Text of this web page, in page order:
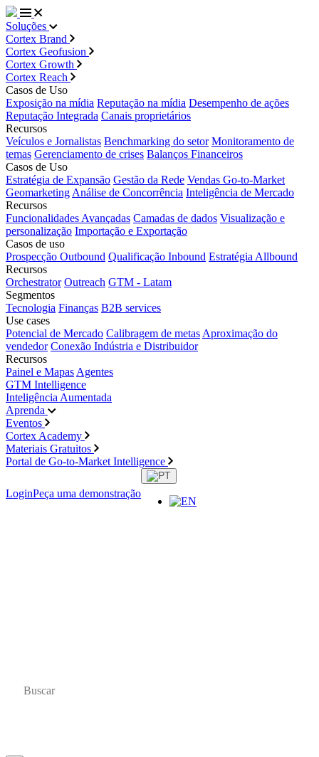
Soluções
Cortex Brand
Cortex Geofusion
Cortex Growth
Cortex Reach
Casos de Uso
Exposição na mídia Reputação na mídia Desempenho de ações
Reputação Integrada Canais proprietários
Recursos
Veículos e Jornalistas Benchmarking do setor Monitoramento de
temas Gerenciamento de crises Balanços Financeiros
Casos de Uso
Estratégia de Expansão Gestão da Rede Vendas Go-to-Market
Geomarketing Análise de Concorrência Inteligência de Mercado
Recursos
Funcionalidades Avançadas Camadas de dados Visualização e
personalização Importação e Exportação
Casos de uso
Prospecção Outbound Qualificação Inbound Estratégia Allbound
Recursos
Orchestrator Outreach GTM - Latam
Segmentos
Tecnologia Finanças B2B services
Use cases
Potencial de Mercado Calibragem de metas Aproximação do
vendedor Conexão Indústria e Distribuidor
Recursos
Painel e Mapas Agentes
GTM Intelligence
Inteligência Aumentada
Aprenda
Eventos
Cortex Academy
Materiais Gratuitos
Portal de Go-to-Market Intelligence
LoginPeça uma demonstração